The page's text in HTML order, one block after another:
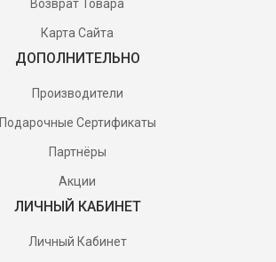
Возврат Товара
Карта Сайта
ДОПОЛНИТЕЛЬНО
Производители
Подарочные Сертификаты
Партнёры
Акции
ЛИЧНЫЙ КАБИНЕТ
Личный Кабинет